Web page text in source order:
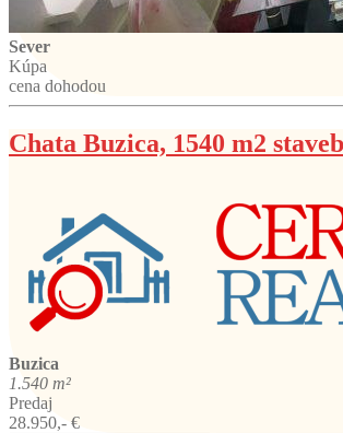
Sever
Kúpa
cena dohodou
Chata Buzica, 1540 m2
Buzica
1.540 m²
Predaj
28.950,- €